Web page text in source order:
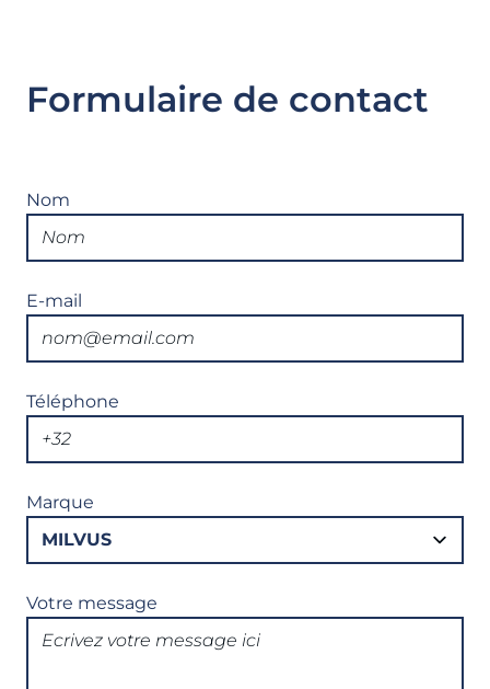
Formulaire de contact
Nom
E-mail
Téléphone
Marque
Votre message